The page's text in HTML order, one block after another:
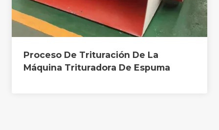
Proceso De Trituración De La
Máquina Trituradora De Espuma